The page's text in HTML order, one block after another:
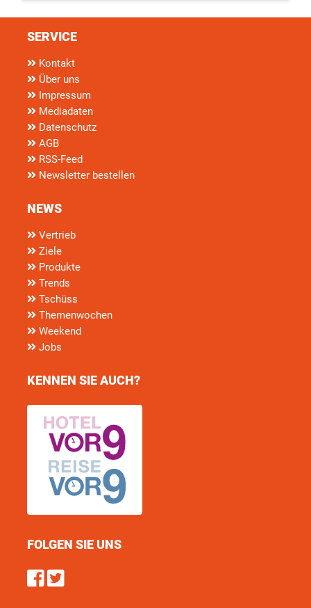
SERVICE
Kontakt
Über uns
Impressum
Mediadaten
Datenschutz
AGB
RSS-Feed
Newsletter bestellen
NEWS
Vertrieb
Ziele
Produkte
Trends
Tschüss
Themenwochen
Weekend
Jobs
KENNEN SIE AUCH?
FOLGEN SIE UNS
Find us on Facebook
Follow us on Twitter